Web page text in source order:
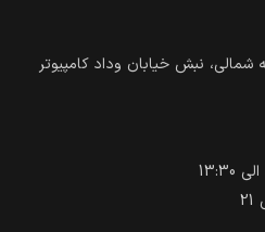
شمالی، نبش خیابان وداد کامپیوتر